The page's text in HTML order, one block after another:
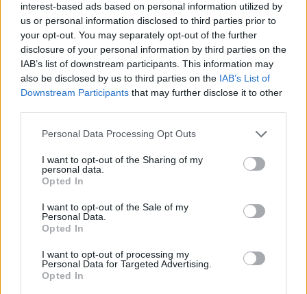
interest-based ads based on personal information utilized by
us or personal information disclosed to third parties prior to
your opt-out. You may separately opt-out of the further
disclosure of your personal information by third parties on the
IAB’s list of downstream participants. This information may
also be disclosed by us to third parties on the IAB’s List of
Downstream Participants that may further disclose it to other
Personal Data Processing Opt Outs
I want to opt-out of the Sharing of my
personal data.
Opted In
I want to opt-out of the Sale of my
Personal Data.
Opted In
I want to opt-out of processing my
Personal Data for Targeted Advertising.
Opted In
Clayton-ügy